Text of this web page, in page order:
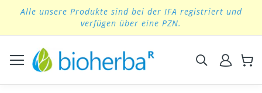
to
Alle unsere Produkte sind bei der IFA registriert und
verfügen über eine PZN.
Suchen